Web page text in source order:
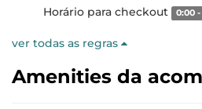
Horário para checkout 0:00 -
ver todas as regras
Amenities da